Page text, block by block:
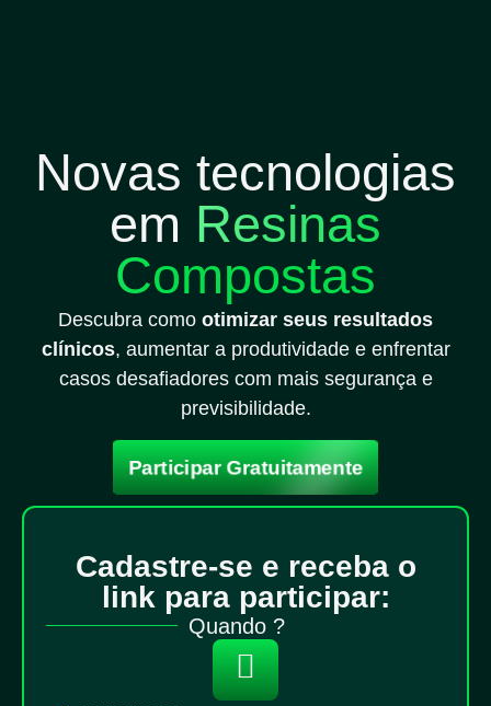
Novas tecnologias
em Resinas
Compostas
Descubra como otimizar seus resultados
clínicos, aumentar a produtividade e enfrentar
casos desafiadores com mais segurança e
previsibilidade.
Participar Gratuitamente
Cadastre-se e receba o
link para participar:
Quando ?